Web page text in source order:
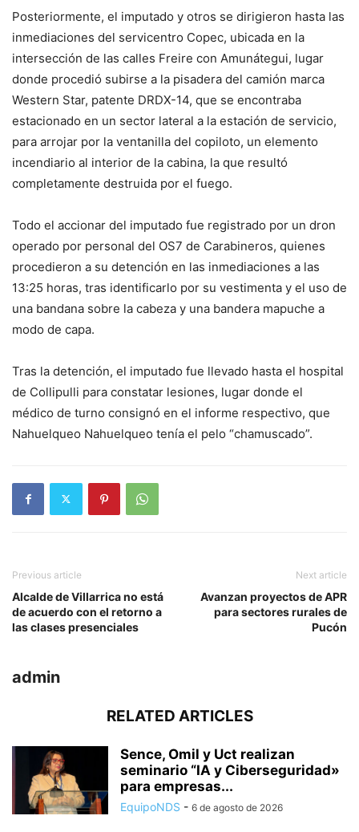
Posteriormente, el imputado y otros se dirigieron hasta las
inmediaciones del servicentro Copec, ubicada en la
intersección de las calles Freire con Amunátegui, lugar
donde procedió subirse a la pisadera del camión marca
Western Star, patente DRDX-14, que se encontraba
estacionado en un sector lateral a la estación de servicio,
para arrojar por la ventanilla del copiloto, un elemento
incendiario al interior de la cabina, la que resultó
completamente destruida por el fuego.
Todo el accionar del imputado fue registrado por un dron
operado por personal del OS7 de Carabineros, quienes
procedieron a su detención en las inmediaciones a las
13:25 horas, tras identificarlo por su vestimenta y el uso de
una bandana sobre la cabeza y una bandera mapuche a
modo de capa.
Tras la detención, el imputado fue llevado hasta el hospital
de Collipulli para constatar lesiones, lugar donde el
médico de turno consignó en el informe respectivo, que
Nahuelqueo Nahuelqueo tenía el pelo “chamuscado”.
Previous article
Alcalde de Villarrica no está
de acuerdo con el retorno a
las clases presenciales
Next article
Avanzan proyectos de APR
para sectores rurales de
Pucón
admin
RELATED ARTICLES
Sence, Omil y Uct realizan
seminario “IA y Ciberseguridad»
para empresas...
EquipoNDS - 6 de agosto de 2026